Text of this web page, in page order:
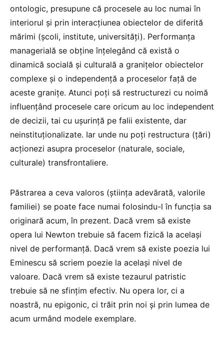
ontologic, presupune că procesele au loc numai în
interiorul și prin interacțiunea obiectelor de diferită
mărimi (școli, institute, universități). Performanța
managerială se obține înțelegând că există o
dinamică socială și culturală a granițelor obiectelor
complexe și o independență a proceselor față de
aceste granițe. Atunci poți să restructurezi cu noimă
influențând procesele care oricum au loc independent
de decizii, tai cu ușurință pe falii existente, dar
neinstituționalizate. Iar unde nu poți restructura (țări)
acționezi asupra proceselor (naturale, sociale,
culturale) transfrontaliere.
Păstrarea a ceva valoros (știința adevărată, valorile
familiei) se poate face numai folosindu-l în funcția sa
originară acum, în prezent. Dacă vrem să existe
opera lui Newton trebuie să facem fizică la același
nivel de performanță. Dacă vrem să existe poezia lui
Eminescu să scriem poezie la același nivel de
valoare. Dacă vrem să existe tezaurul patristic
trebuie să ne sfințim efectiv. Nu opera lor, ci a
noastră, nu epigonic, ci trăit prin noi și prin lumea de
acum urmând modele exemplare.